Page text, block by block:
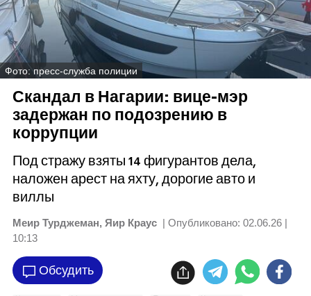
Фото: пресс-служба полиции
Скандал в Нагарии: вице-мэр
задержан по подозрению в
коррупции
Под стражу взяты 14 фигурантов дела,
наложен арест на яхту, дорогие авто и
виллы
Меир Турджеман, Яир Краус | Опубликовано: 02.06.26 |
10:13
Обсудить